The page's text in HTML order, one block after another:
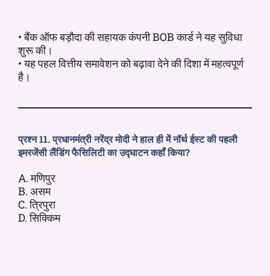
• बैंक ऑफ बड़ौदा की सहायक कंपनी BOB कार्ड ने यह सुविधा
शुरू की।
• यह पहल वित्तीय समावेशन को बढ़ावा देने की दिशा में महत्वपूर्ण
है।
प्रश्न 11. प्रधानमंत्री नरेंद्र मोदी नेहाल ही मेंनॉर्थ ईस्ट की पहली
इमरजेंसी लैंडिंग फैसिलिटी का उद्घाटन कहाँ किया?
A. मणिपुर
B. असम
C. त्रिपुरा
D. सिक्किम